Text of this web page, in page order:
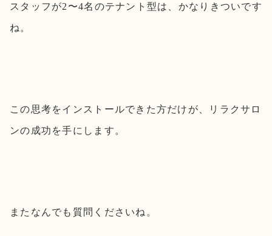
スタッフが2〜4名のテナント型は、かなりきついです
ね。
この思考をインストールできた方だけが、リラクサロ
ンの成功を手にします。
またなんでも質問くださいね。